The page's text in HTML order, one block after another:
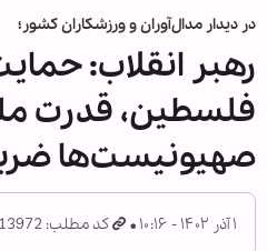
در دیدار مدال‌آوران و ورزشکاران کشور؛
رهبر انقلاب:
فلسطین، قدرت
صهیونیست‌ها
۱ آذر ۱۴۰۲ - ۱۰:۱۶ کد مطلب: 1413972